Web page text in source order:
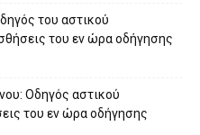
του αστικού
του εν ώρα οδήγησης
Οδηγός αστικού
του εν ώρα οδήγησης